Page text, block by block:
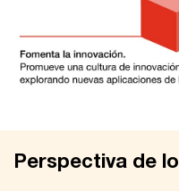
Perspectiva de